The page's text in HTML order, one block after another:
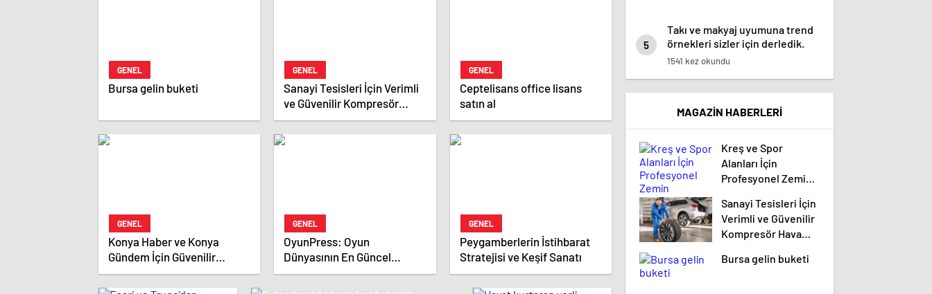
GENEL
Bursa gelin buketi
GENEL
Sanayi Tesisleri İçin Verimli
ve Güvenilir Kompresör
Hava Kurutucu Sistemleri
GENEL
Ceptelisans office lisans
satın al
GENEL
Konya Haber ve Konya
Gündem İçin Güvenilir
Adresiniz
GENEL
OyunPress: Oyun
Dünyasının En Güncel
Kaynağı
GENEL
Peygamberlerin İstihbarat
Stratejisi ve Keşif Sanatı
5
Takı ve makyaj uyumuna trend
örnekleri sizler için derledik.
1541 kez okundu
MAGAZİN HABERLERİ
Kreş ve Spor
Alanları İçin
Profesyonel Zemin
Sanayi Tesisleri İçin
Verimli ve Güvenilir
Kompresör Hava
Bursa gelin buketi